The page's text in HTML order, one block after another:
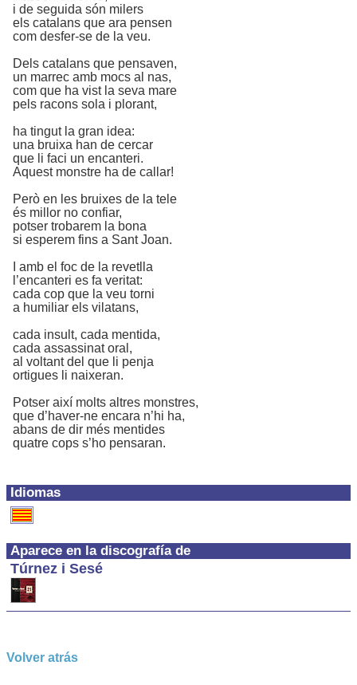
Idiomas
Aparece en la discografía de
Túrnez i Sesé
i de seguida són milers
els catalans que ara pensen
com desfer-se de la veu.
Dels catalans que pensaven,
un marrec amb mocs al nas,
com que ha vist la seva mare
pels racons sola i plorant,
ha tingut la gran idea:
una bruixa han de cercar
que li faci un encanteri.
Aquest monstre ha de callar!
Però en les bruixes de la tele
és millor no confiar,
potser trobarem la bona
si esperem fins a Sant Joan.
I amb el foc de la revetlla
l’encanteri es fa veritat:
cada cop que la veu torni
a humiliar els vilatans,
cada insult, cada mentida,
cada assassinat oral,
al voltant del que li penja
ortigues li naixeran.
Potser així molts altres monstres,
que d’haver-ne encara n’hi ha,
abans de dir més mentides
quatre cops s’ho pensaran.
Volver atrás